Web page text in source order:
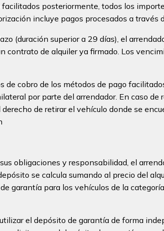
posteriormente, todos los
incluye pagos procesados a
(duración superior a 29 días), el
contrato de alquiler ya firmado. Los
de cobro de los métodos de pago
por parte del arrendador. En caso
de retirar el vehículo donde se
obligaciones y responsabilidad, el
se calcula sumando al precio del
garantía para los vehículos de la
el depósito de garantía de forma